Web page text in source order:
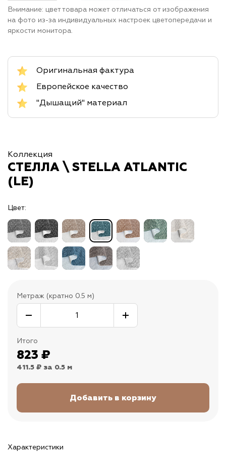
Внимание: цвет товара может отличаться от изображения
на фото из-за индивидуальных настроек цветопередачи и
яркости монитора.
Оригинальная фактура
Европейское качество
"Дышащий" материал
Коллекция
СТЕЛЛА \ STELLA ATLANTIC
(LE)
Цвет:
Метраж (кратно 0.5 м)
Итого
823 ₽
411.5 ₽ за 0.5 м
Характеристики